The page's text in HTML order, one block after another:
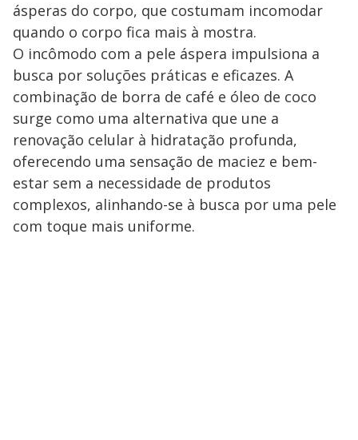
ásperas do corpo, que costumam incomodar
quando o corpo fica mais à mostra.
O incômodo com a pele áspera impulsiona a
busca por soluções práticas e eficazes. A
combinação de borra de café e óleo de coco
surge como uma alternativa que une a
renovação celular à hidratação profunda,
oferecendo uma sensação de maciez e bem-
estar sem a necessidade de produtos
complexos, alinhando-se à busca por uma pele
com toque mais uniforme.